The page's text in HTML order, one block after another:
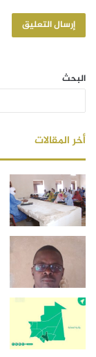
البحث
أخر المقالات